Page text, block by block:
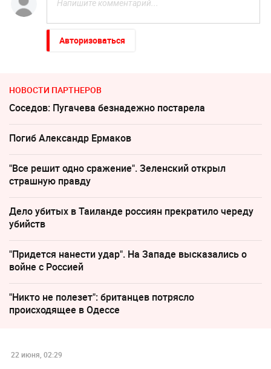
Авторизоваться
НОВОСТИ ПАРТНЕРОВ
Соседов: Пугачева безнадежно постарела
Погиб Александр Ермаков
"Все решит одно сражение". Зеленский открыл
страшную правду
Дело убитых в Таиланде россиян прекратило череду
убийств
"Придется нанести удар". На Западе высказались о
войне с Россией
"Никто не полезет": британцев потрясло
происходящее в Одессе
22 июня, 02:29